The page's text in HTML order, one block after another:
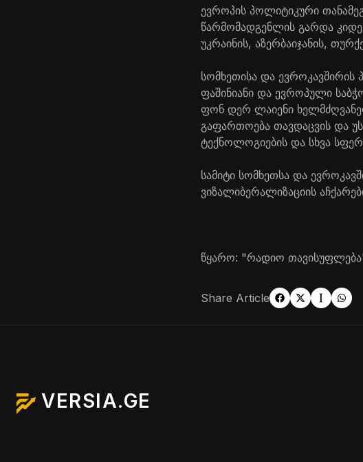
ევროპის პოლიტიკური
წარმომადგენლის გარდა
უკრაინის, აზერბაიჯანის,
სომხეთისა და
ფაშინიანი და ევროპული
ფონ დერ ლაიენი
გაფართოება თავდაცვის და
ტექნოლოგიების და სხვა
სამიტი სომხეთსა და
ვიზალიბერალიზაციის
წყარო: "რადიო
Share Article
VERSIA.GE